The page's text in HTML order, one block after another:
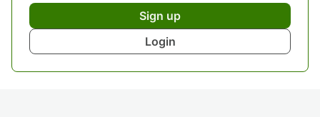
Sign up
Login